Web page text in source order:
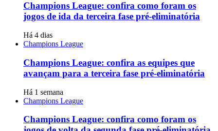
Champions League: confira como foram os
jogos de ida da terceira fase pré-eliminatória
Há 4 dias
Champions League
Champions League: confira as equipes que
avançam para a terceira fase pré-eliminatória
Há 1 semana
Champions League
Champions League: confira como foram os